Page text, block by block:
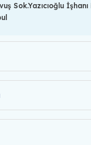
Sok.Yazıcıoğlu